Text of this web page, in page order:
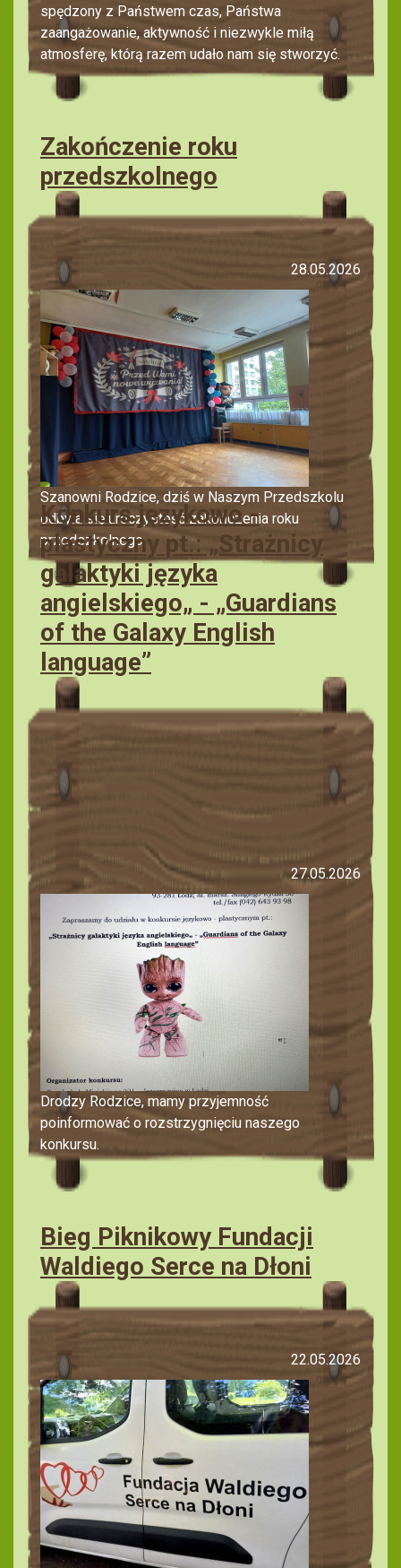
spędzony z Państwem czas, Państwa
zaangażowanie, aktywność i niezwykle miłą
atmosferę, którą razem udało nam się stworzyć.
Zakończenie roku
przedszkolnego
28.05.2026
Szanowni Rodzice, dziś w Naszym Przedszkolu
odbyła się uroczystość zakończenia roku
przedszkolnego.
Konkurs językowo -
plastyczny pt.: „Strażnicy
galaktyki języka
angielskiego„ - „Guardians
of the Galaxy English
language”
27.05.2026
Drodzy Rodzice, mamy przyjemność
poinformować o rozstrzygnięciu naszego
konkursu.
Bieg Piknikowy Fundacji
Waldiego Serce na Dłoni
22.05.2026